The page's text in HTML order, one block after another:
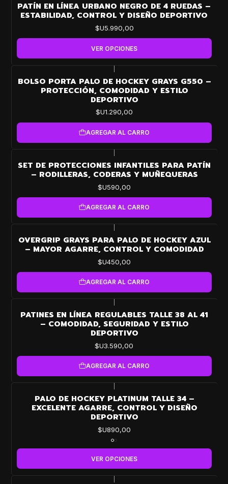
PATÍN EN LÍNEA URBANO NEGRO DE 4 RUEDAS –
ESTABILIDAD, CONTROL Y DISEÑO DEPORTIVO
$U5.990,00
VER OPCIONES
BOLSO PORTA PALO DE HOCKEY GRAYS G550 –
PROTECCIÓN, COMODIDAD Y ESTILO
DEPORTIVO
$U1.290,00
AGREGAR AL CARRO
SET DE PROTECCIONES INFANTILES PARA PATÍN
– RODILLERAS, CODERAS Y MUÑEQUERAS
$U590,00
AGREGAR AL CARRO
OVERGRIP GRAYS PARA PALO DE HOCKEY AZUL
– MAYOR AGARRE, CONTROL Y COMODIDAD
$U450,00
AGREGAR AL CARRO
PATINES EN LÍNEA REGULABLES TALLE 38 AL 41
– COMODIDAD, SEGURIDAD Y ESTILO
DEPORTIVO
$U3.590,00
AGREGAR AL CARRO
PALO DE HOCKEY PLATINUM TALLE 34 –
EXCELENTE AGARRE, CONTROL Y DISEÑO
DEPORTIVO
$U890,00
VER OPCIONES